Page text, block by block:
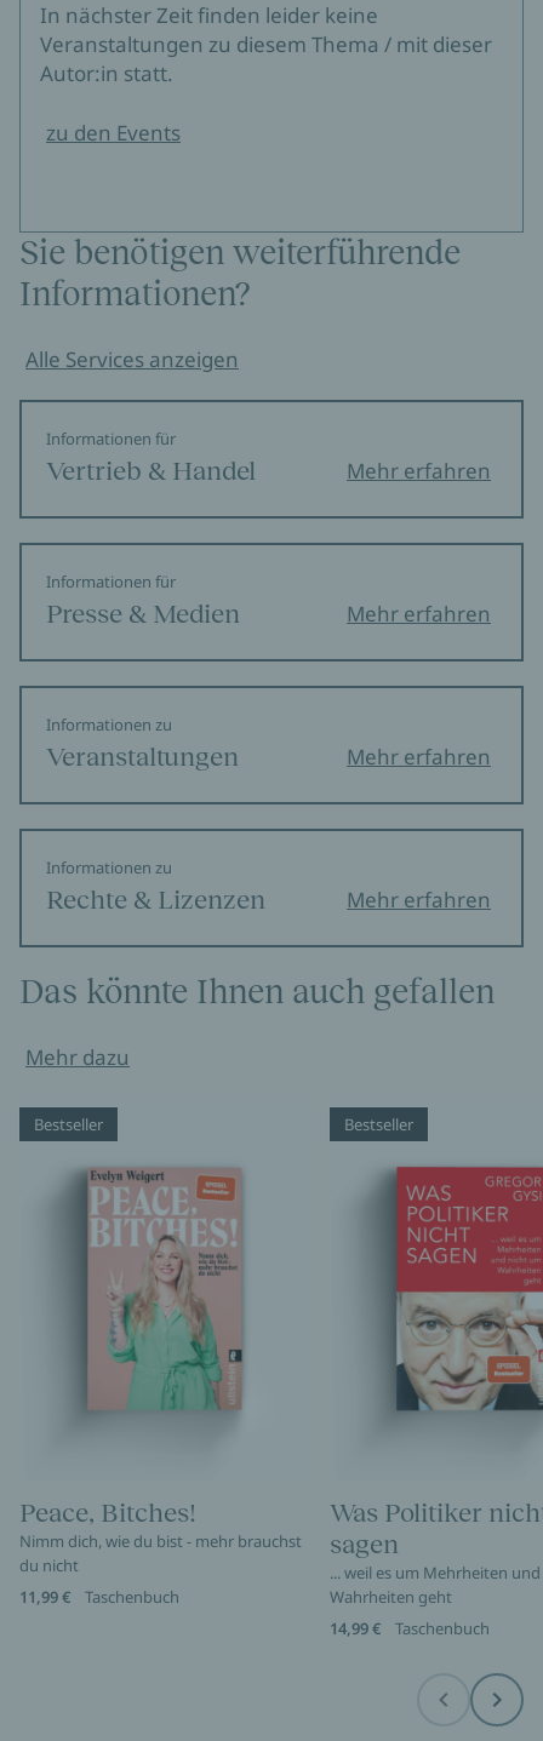
In nächster Zeit finden leider keine
Veranstaltungen zu diesem Thema / mit dieser
Autor:in statt.
zu den Events
Sie benötigen weiterführende
Informationen?
Alle Services anzeigen
Informationen für
Vertrieb & Handel Mehr erfahren
Informationen für
Presse & Medien Mehr erfahren
Informationen zu
Veranstaltungen Mehr erfahren
Informationen zu
Rechte & Lizenzen Mehr erfahren
Das könnte Ihnen auch gefallen
Mehr dazu
Bestseller
Peace, Bitches!
Nimm dich, wie du bist - mehr brauchst
du nicht
11,99 €
Taschenbuch
Bestseller
Was Politiker
sagen
... weil es um Mehrheiten
Wahrheiten geht
14,99 €
Taschenbuch
Before Next